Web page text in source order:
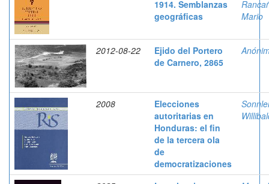
1914. Semblanzas
geográficas
Mario
2012-08-22
Ejido del Portero
de Carnero, 2865
2008
Elecciones
autoritarias en
Honduras: el fin
de la tercera ola
de
democratizaciones